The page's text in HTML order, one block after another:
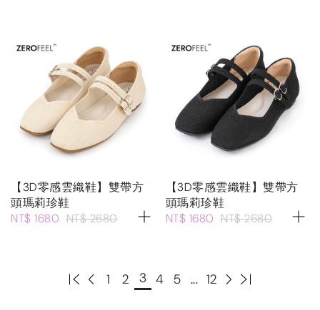
【3D零感雲織鞋】雙帶方
頭瑪莉珍鞋
NT$ 1680 NT$ 2680
【3D零感雲織鞋】雙帶方
頭瑪莉珍鞋
NT$ 1680 NT$ 2680
1 2 3 4 5 ... 12